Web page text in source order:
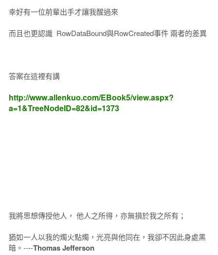
幸好有一位前輩出手才讓我醒過來
而且也更認識 RowDataBound與RowCreated事件 兩者的差異
答案在這裡有講
http://www.allenkuo.com/EBook5/view.aspx?
a=1&TreeNodeID=82&id=1373
我將思想傳授他人， 他人之所得，亦無損於我之所有；
猶如一人以我的燭火點燭，光亮與他同在，我卻不因此身處黑
暗。----Thomas Jefferson